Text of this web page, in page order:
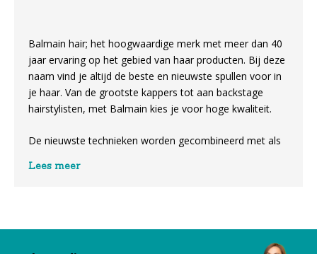
Balmain hair; het hoogwaardige merk met meer dan 40
jaar ervaring op het gebied van haar producten. Bij deze
naam vind je altijd de beste en nieuwste spullen voor in
je haar. Van de grootste kappers tot aan backstage
hairstylisten, met Balmain kies je voor hoge kwaliteit.
De nieuwste technieken worden gecombineerd met als
ook van al deze haarverzorgingsproducten en kijk direct
Lees meer